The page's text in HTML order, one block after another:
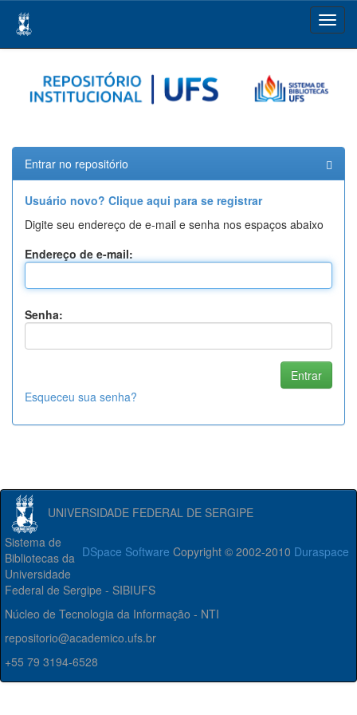
navigation
Entrar no repositório
Usuário novo? Clique aqui para se registrar
Digite seu endereço de e-mail e senha nos espaços abaixo
Endereço de e-mail:
Senha:
Esqueceu sua senha?
UNIVERSIDADE FEDERAL DE SERGIPE
DSpace Software Copyright © 2002-2010 Duraspace
Sistema de
Bibliotecas da
Universidade
Federal de Sergipe - SIBIUFS
Núcleo de Tecnologia da Informação - NTI
repositorio@academico.ufs.br
+55 79 3194-6528